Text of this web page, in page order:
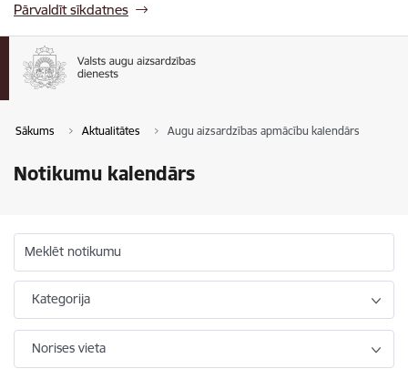
Pārvaldīt sīkdatnes
Sākums Aktualitātes Augu aizsardzības apmācību kalendārs
Notikumu kalendārs
Meklēt notikumu
Kategorija
Norises vieta